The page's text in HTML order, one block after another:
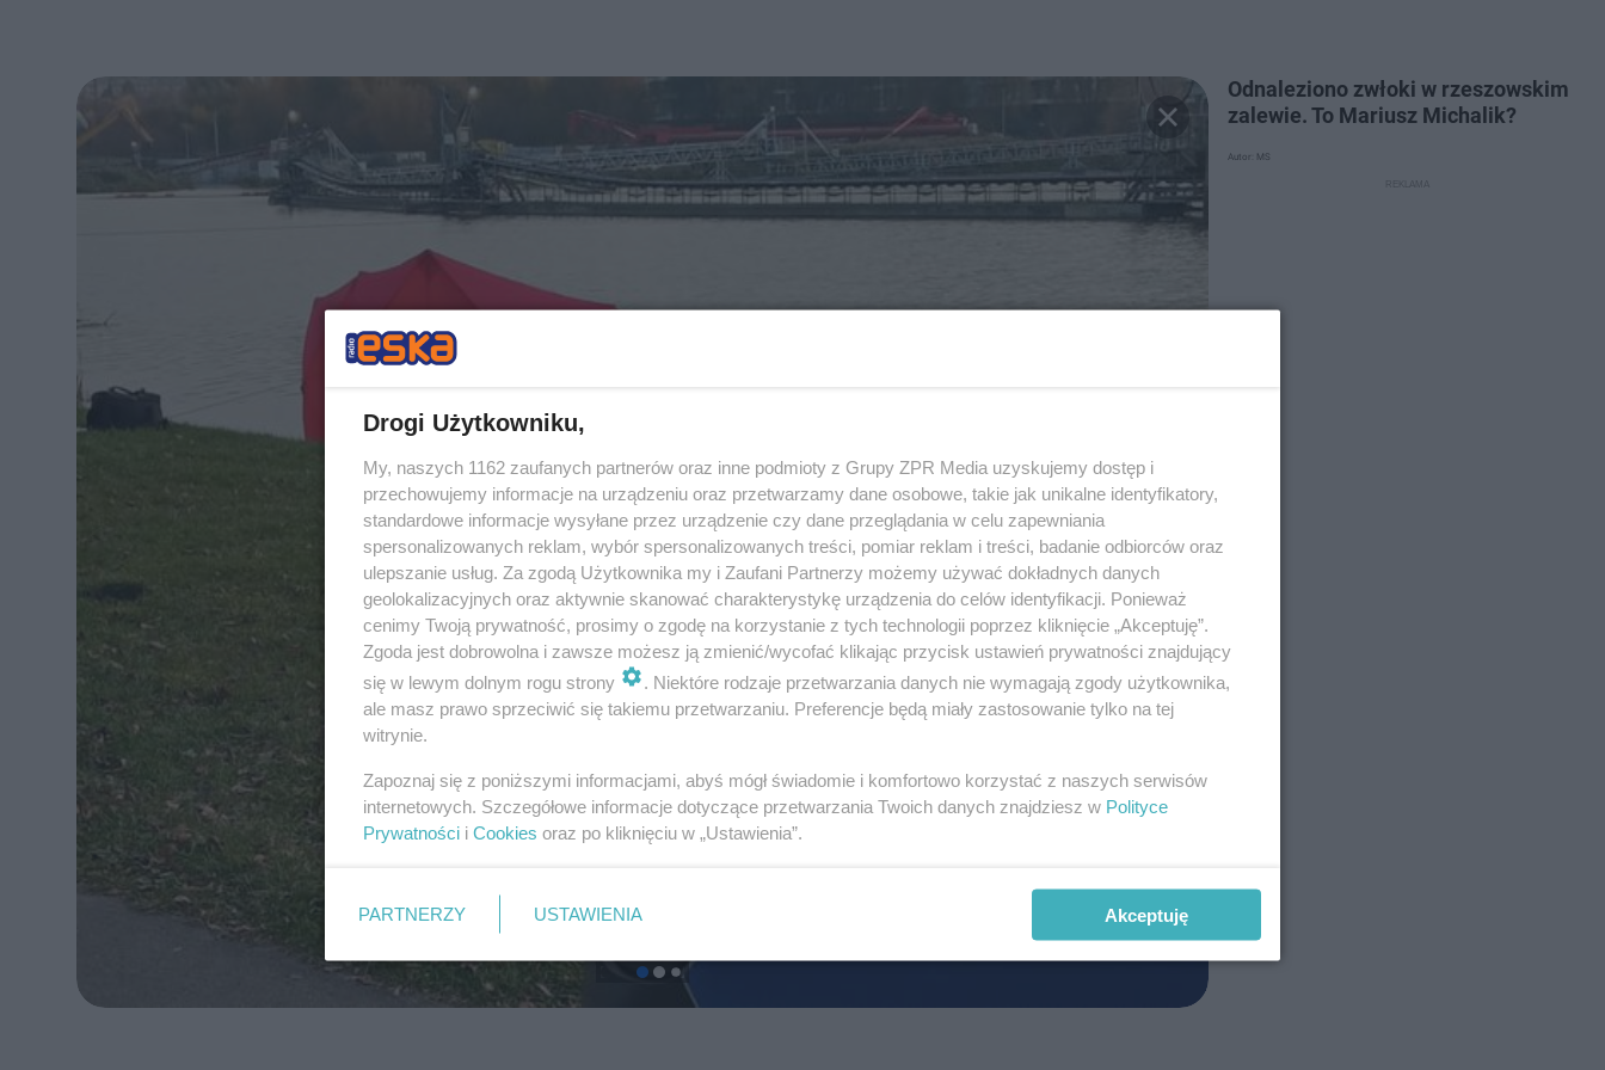
Odnaleziono zwłoki w rzeszowskim
zalewie. To Mariusz Michalik?
Autor: MS
Drogi Użytkowniku,
My, naszych 1162 zaufanych partnerów oraz inne podmioty z Grupy ZPR Media uzyskujemy dostęp i
przechowujemy informacje na urządzeniu oraz przetwarzamy dane osobowe, takie jak unikalne identyfikatory,
standardowe informacje wysyłane przez urządzenie czy dane przeglądania w celu zapewniania
spersonalizowanych reklam, wybór spersonalizowanych treści, pomiar reklam i treści, badanie odbiorców oraz
ulepszanie usług. Za zgodą Użytkownika my i Zaufani Partnerzy możemy używać dokładnych danych
geolokalizacyjnych oraz aktywnie skanować charakterystykę urządzenia do celów identyfikacji. Ponieważ
cenimy Twoją prywatność, prosimy o zgodę na korzystanie z tych technologii poprzez kliknięcie „Akceptuję”.
Zgoda jest dobrowolna i zawsze możesz ją zmienić/wycofać klikając przycisk ustawień prywatności znajdujący
się w lewym dolnym rogu strony
. Niektóre rodzaje przetwarzania danych nie wymagają zgody użytkownika,
ale masz prawo sprzeciwić się takiemu przetwarzaniu. Preferencje będą miały zastosowanie tylko na tej
witrynie.
Zapoznaj się z poniższymi informacjami, abyś mógł świadomie i komfortowo korzystać z naszych serwisów
internetowych. Szczegółowe informacje dotyczące przetwarzania Twoich danych znajdziesz w Polityce
Prywatności i Cookies oraz po kliknięciu w „Ustawienia”.
PARTNERZY USTAWIENIA Akceptuję